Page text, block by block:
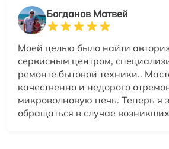
Богданов Матвей
Моей целью было найти
сервисным центром,
ремонте бытовой техники..
качественно и недорого
микроволновую печь. Теперь я
обращаться в случае